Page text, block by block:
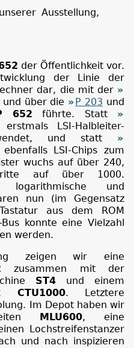
Ausstellung,
der Öffentlichkeit vor.
der Linie der
dar, die mit der
und über die P 203 und
652 führte. Statt
LSI-Halbleiter-
und statt
LSI-Chips zum
wuchs auf über 240,
auf über 1000.
logarithmische und
nun (im Gegensatz
aus dem ROM
konnte eine Vielzahl
werden.
zeigen wir eine
zusammen mit der
ST4 und einem
CTU1000. Letztere
Im Depot haben wir
MLU600, eine
Lochstreifenstanzer
und nach inspizieren